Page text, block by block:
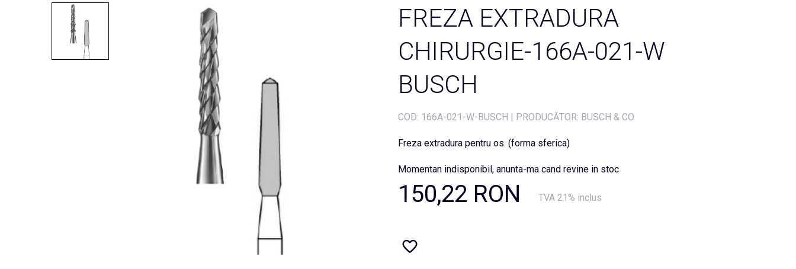
FREZA EXTRADURA
CHIRURGIE-166A-021-W
BUSCH
COD: 166A-021-W-BUSCH | PRODUCĂTOR: BUSCH & CO
Freza extradura pentru os. (forma sferica)
Momentan indisponibil, anunta-ma cand revine in stoc
150,22 RON TVA 21% inclus